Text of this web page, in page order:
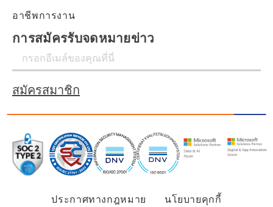
อาชีพการงาน
การสมัครรับจดหมายข่าว
สมัครสมาชิก
ประกาศทางกฎหมาย นโยบายคุกกี้